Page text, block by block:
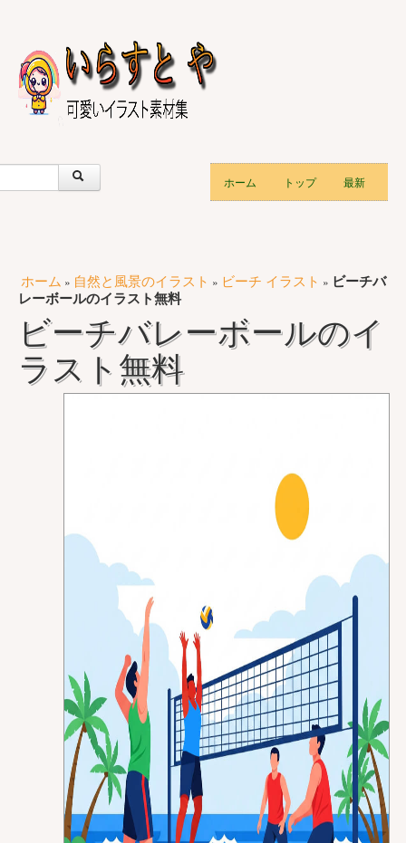
ホーム トップ 最新
ホーム » 自然と風景のイラスト » ビーチ イラスト » ビーチバ
レーボールのイラスト無料
ビーチバレーボールのイ
ラスト無料